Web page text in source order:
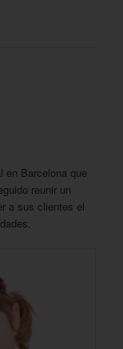
en Barcelona que
reunir un
a sus clientes el